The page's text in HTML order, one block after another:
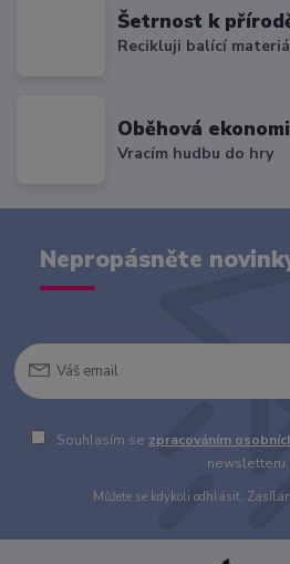
Šetrnost k
Recikluji balící
Oběhová
Vracím hudbu do hry
Nepropásněte
Souhlasím se zpracováním
newsletteru.
Můžete se kdykoli odhlásit.